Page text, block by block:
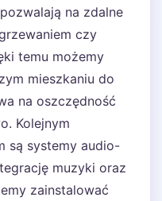
na zdalne
czy
temu możemy
mieszkaniu do
na oszczędność
Kolejnym
są systemy audio-
muzyki oraz
zainstalować